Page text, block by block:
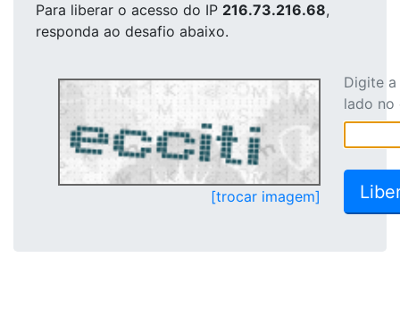
Para liberar o acesso do IP 216.73.216.68,
responda ao desafio abaixo.
[trocar imagem]
Digite
lado no